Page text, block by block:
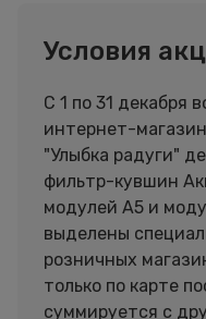
Условия
С 1 по 31 декабря
интернет-
"Улыбка радуги"
фильтр-кувшин
модулей А5 и
выделены
розничных
только по карте
суммируется с